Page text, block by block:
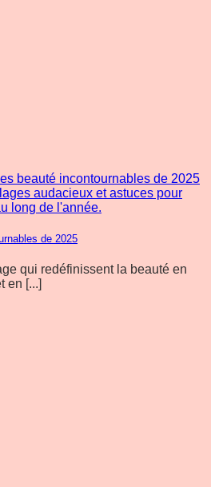
de 2025
qui redéfinissent la beauté en
en [...]